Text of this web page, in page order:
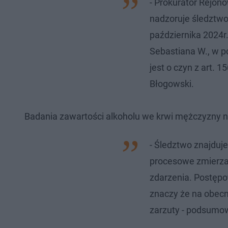
- Prokurator
nadzoruje
października
Sebastiana W., w
jest o czyn z art.
Błogowski.
Badania zawartości alkoholu we krwi mężczyzny
- Śledztwo
procesowe
zdarzenia.
znaczy że na
zarzuty -